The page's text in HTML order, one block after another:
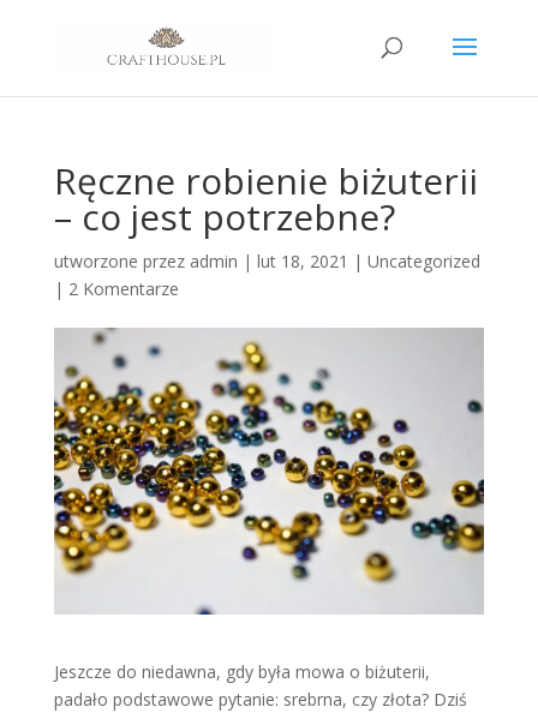
Ręczne robienie biżuterii
– co jest potrzebne?
utworzone przez admin | lut 18, 2021 | Uncategorized
| 2 Komentarze
Jeszcze do niedawna, gdy była mowa o biżuterii,
padało podstawowe pytanie: srebrna, czy złota? Dziś